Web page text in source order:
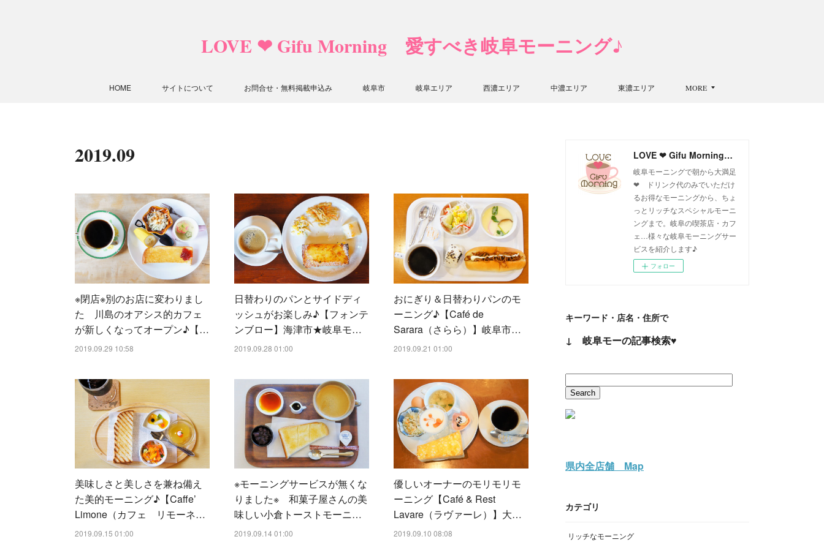
LOVE ❤ Gifu Morning 愛すべき岐阜モーニング♪
HOME サイトについて お問合せ・無料掲載申込み 岐阜市 岐阜エリア 西濃エリア 中濃エリア 東濃エリア MORE
2019.09
※閉店※別のお店に変わりまし
た 川島のオアシス的カフェ
が新しくなってオープン♪【…
2019.09.29 10:58
日替わりのパンとサイドディ
ッシュがお楽しみ♪【フォンテ
ンブロー】海津市★岐阜モ…
2019.09.28 01:00
おにぎり＆日替わりパンのモ
ーニング♪【Café de
Sarara（さらら）】岐阜市…
2019.09.21 01:00
美味しさと美しさを兼ね備え
た美的モーニング♪【Caffe’
Limone（カフェ リモーネ…
2019.09.15 01:00
※モーニングサービスが無くな
りました※ 和菓子屋さんの美
味しい小倉トーストモーニ…
2019.09.14 01:00
優しいオーナーのモリモリモ
ーニング【Café & Rest
Lavare（ラヴァーレ）】大…
2019.09.10 08:08
LOVE ❤ Gifu Morning 愛すべき岐阜モーニング♪
岐阜モーニングで朝から大満足
❤ ドリンク代のみでいただけ
るお得なモーニングから、ちょ
っとリッチなスペシャルモーニ
ングまで。岐阜の喫茶店・カフ
ェ…様々な岐阜モーニングサー
ビスを紹介します♪
フォロー
キーワード・店名・住所で
↓ 岐阜モーの記事検索♥
県内全店舗 Map
カテゴリ
リッチなモーニング